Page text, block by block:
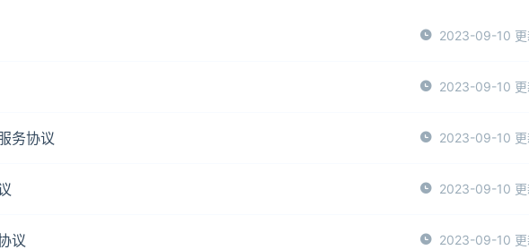
2023-09-10 更
2023-09-10 更
务协议 2023-09-10 更
2023-09-10 更
议 2023-09-10 更